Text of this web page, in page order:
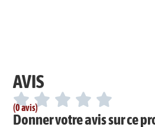
AVIS
(0 avis)
Donner votre avis sur ce